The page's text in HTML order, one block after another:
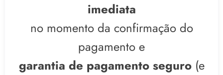
imediata
no momento da confirmação do
pagamento e
garantia de pagamento seguro(e